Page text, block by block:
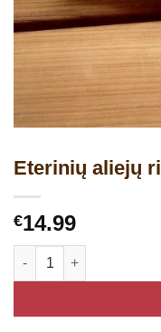
Eterinių aliejų
€14.99
produkto kiekis: